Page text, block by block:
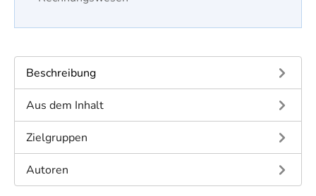
Beschreibung
Aus dem Inhalt
Zielgruppen
Autoren